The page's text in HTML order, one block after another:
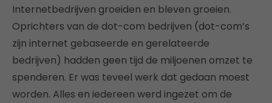
Internetbedrijven groeiden en bleven groeien.
Oprichters van de dot-com bedrijven (dot-com’s
zijn internet gebaseerde en gerelateerde
bedrijven) hadden geen tijd de miljoenen omzet te
spenderen. Er was teveel werk dat gedaan moest
worden. Alles en iedereen werd ingezet om de